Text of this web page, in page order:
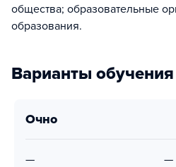
общества; образовательные
образования.
Варианты обучения
очно
— —